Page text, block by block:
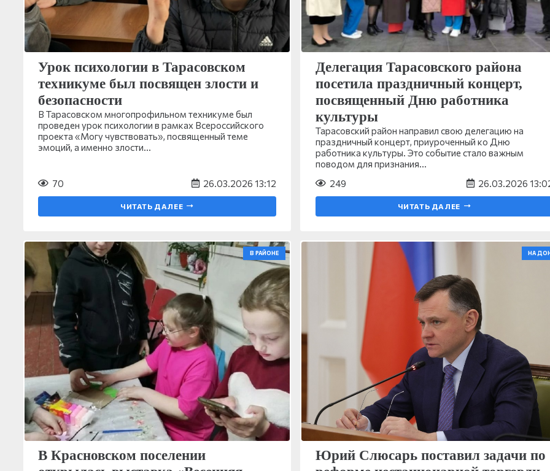
Урок психологии в Тарасовском
техникуме был посвящен злости и
безопасности
В Тарасовском многопрофильном техникуме был
проведен урок психологии в рамках Всероссийского
проекта «Могу чувствовать», посвященный теме
эмоций, а именно злости…
70 26.03.2026 13:12
ЧИТАТЬ ДАЛЕЕ
Делегация Тарасовского района
посетила праздничный концерт,
посвященный Дню работника
культуры
Тарасовский район направил свою делегацию на
праздничный концерт, приуроченный ко Дню
работника культуры. Это событие стало важным
поводом для признания…
249
26.03.2026
ЧИТАТЬ ДАЛЕЕ
В РАЙОНЕ
В Красновском поселении
НА
Юрий Слюсарь поставил задачи по